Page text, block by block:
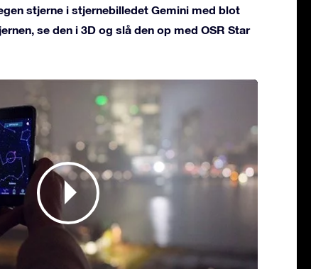
stjerne i stjernebilledet Gemini med blot
se den i 3D og slå den op med OSR Star